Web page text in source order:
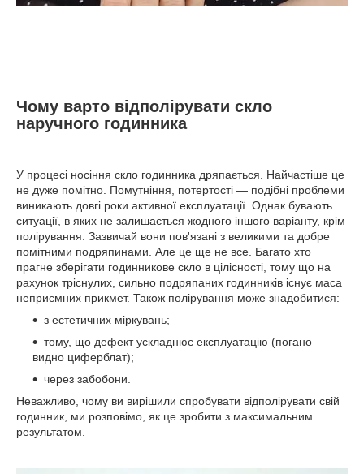
Чому варто відполірувати скло
наручного годинника
У процесі носіння скло годинника дряпається. Найчастіше це
не дуже помітно. Помутніння, потертості — подібні проблеми
виникають довгі роки активної експлуатації. Однак бувають
ситуації, в яких не залишається жодного іншого варіанту, крім
полірування. Зазвичай вони пов'язані з великими та добре
помітними подряпинами. Але це ще не все. Багато хто
прагне зберігати годинникове скло в цілісності, тому що на
рахунок тріснулих, сильно подряпаних годинників існує маса
неприємних прикмет. Також полірування може знадобитися:
з естетичних міркувань;
тому, що дефект ускладнює експлуатацію (погано
видно циферблат);
через забобони.
Неважливо, чому ви вирішили спробувати відполірувати свій
годинник, ми розповімо, як це зробити з максимальним
результатом.